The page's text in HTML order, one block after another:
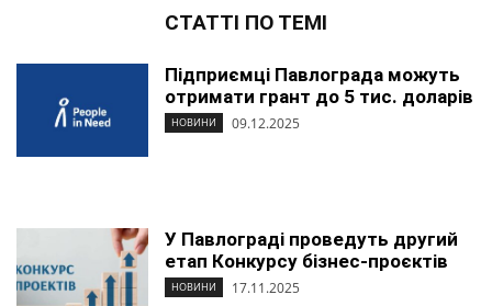
СТАТТІ ПО ТЕМІ
Підприємці Павлограда можуть
отримати грант до 5 тис. доларів
НОВИНИ 09.12.2025
У Павлограді проведуть другий
етап Конкурсу бізнес-проєктів
НОВИНИ 17.11.2025